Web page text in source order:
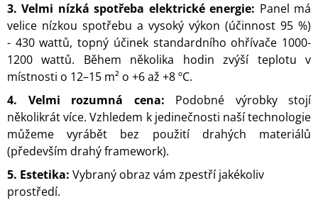
3. Velmi nízká spotřeba elektrické energie: Panel má
velice nízkou spotřebu a vysoký výkon (účinnost 95 %)
- 430 wattů, topný účinek standardního ohřívače 1000-
1200 wattů. Během několika hodin zvýší teplotu v
místnosti o 12–15 m² o +6 až +8 ºC.
4. Velmi rozumná cena: Podobné výrobky stojí
několikrát více. Vzhledem k jedinečnosti naší technologie
můžeme vyrábět bez použití drahých materiálů
(především drahý framework).
5. Estetika: Vybraný obraz vám zpestří jakékoliv
prostředí.